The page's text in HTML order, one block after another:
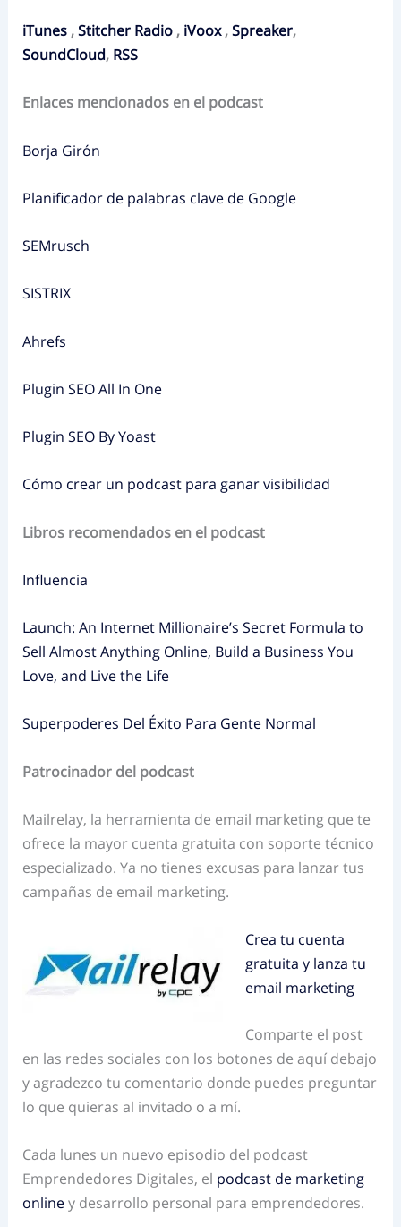
iTunes ,Stitcher Radio , iVoox,Spreaker,
SoundCloud, RSS
Enlaces mencionados en el podcast
Borja Girón
Planificador de palabras clave de Google
SEMrusch
SISTRIX
Ahrefs
Plugin SEO All In One
Plugin SEO By Yoast
Cómo crear un podcast para ganar visibilidad
Libros recomendados en el podcast
Influencia
Launch: An Internet Millionaire’s Secret Formula to
Sell Almost Anything Online, Build a Business You
Love, and Live the Life
Superpoderes Del Éxito Para Gente Normal
Patrocinador del podcast
Mailrelay, la herramienta de email marketing que te
ofrece la mayor cuenta gratuita con soporte técnico
especializado. Ya no tienes excusas para lanzar tus
campañas de email marketing.
Crea tu cuenta
gratuita y lanza tu
email marketing
Comparte el post
en las redes sociales con los botones de aquí debajo
y agradezco tu comentario donde puedes preguntar
lo que quieras al invitado o a mí.
Cada lunes un nuevo episodio del podcast
Emprendedores Digitales, el podcast de marketing
onliney desarrollo personal para emprendedores.